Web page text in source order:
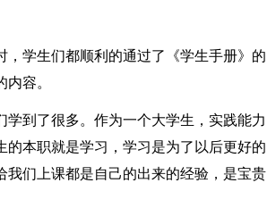
学生们都顺利的通过了《学生手册》的
容。
到了很多。作为一个大学生，实践能力
本职就是学习，学习是为了以后更好的
们上课都是自己的出来的经验，是宝贵